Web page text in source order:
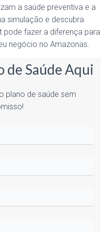
a saúde preventiva e a
simulação e descubra
pode fazer a diferença para
negócio no Amazonas.
de Saúde Aqui
plano de saúde sem